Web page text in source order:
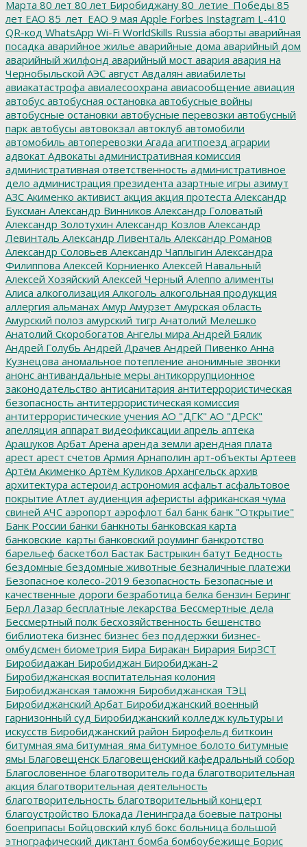
Марта 80 лет 80 лет Биробиджану 80_летие_Победы 85
лет ЕАО 85_лет_ЕАО 9 мая Apple Forbes Instagram L-410
QR-код WhatsApp Wi-Fi WorldSkills Russia аборты аварийная
посадка аварийное жилье аварийные дома аварийный дом
аварийный жилфонд аварийный мост авария авария на
Чернобыльской АЭС август Авдалян авиабилеты
авиакатастрофа авиалесоохрана авиасообщение авиация
автобус автобусная остановка автобусные войны
автобусные остановки автобусные перевозки автобусный
парк автобусы автовокзал автоклуб автомобили
автомобиль автоперевозки Агада агитпоезд аграрии
адвокат Адвокаты административная комиссия
административная ответственность административное
дело администрация президента азартные игры азимут
АЗС Акименко активист акция акция протеста Александр
Буксман Александр Винников Александр Головатый
Александр Золотухин Александр Козлов Александр
Левинталь Александр Ливенталь Александр Романов
Александр Соловьев Александр Чаплыгин Александра
Филиппова Алексей Корниенко Алексей Навальный
Алексей Хозяйский Алексей Черный Алеппо алименты
Алиса алкоголизация Алкоголь алкогольная продукция
аллергия альманах Амур Амурзет Амурская область
Амурский полоз амурский тигр Анатолий Мелешко
Анатолий Скоробогатов Ангелы мира Андрей Бялик
Андрей Голубь Андрей Драчев Андрей Пивенко Анна
Кузнецова аномальное потепление анонимные звонки
анонс антивандальные меры антикоррупционное
законодательство антисанитария антитеррористическая
безопасность антитеррористическая комиссия
антитеррористические учения АО "ДГК" АО "ДРСК"
апелляция аппарат видеофиксации апрель аптека
Арашуков Арбат Арена аренда земли арендная плата
арест арест счетов Армия Арнаполин арт-объекты Артеев
Артём Акименко Артём Куликов Архангельск архив
архитектура астероид астрономия асфальт асфальтовое
покрытие Атлет аудиенция аферисты африканская чума
свиней АЧС аэропорт аэрофлот бал банк банк "Открытие"
Банк России банки банкноты банковская карта
банковские_карты банковский роуминг банкротство
барельеф баскетбол Бастак Бастрыкин батут Бедность
бездомные бездомные животные безналичные платежи
Безопасное колесо-2019 безопасность Безопасные и
качественные дороги безработица белка бензин Беринг
Берл Лазар бесплатные лекарства Бессмертные дела
Бессмертный полк бесхозяйственность бешенство
библиотека бизнес бизнес без поддержки бизнес-
омбудсмен биометрия Бира Биракан Бирария БирЗСТ
Биробидажан Биробиджан Биробиджан-2
Биробиджанская воспитательная колония
Биробиджанская таможня Биробиджанская ТЭЦ
Биробиджанский Арбат Биробиджанский военный
гарнизонный суд Биробиджанский колледж культуры и
искусств Биробиджанский район Бирофельд биткоин
битумная яма битумная_яма битумное болото битумные
ямы Благовещенск Благовещенский кафедральный собор
Благословенное благотворитель года благотворительная
акция благотворительная деятельность
благотворительность благотворительный концерт
благоустройство Блокада Ленинграда боевые патроны
боеприпасы Бойцовский клуб бокс больница большой
этнографический диктант бомба бомбоубежище Борис